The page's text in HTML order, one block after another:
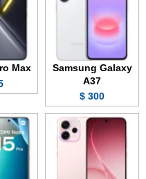
Samsung Galaxy
A37
300 $
Max